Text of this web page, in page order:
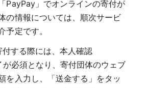
PayPay」でオンラインの寄付が
の情報については、順次サービ
予定です。
付する際には、本人確認
が必須となり、寄付団体のウェブ
を入力し、「送金する」をタッ